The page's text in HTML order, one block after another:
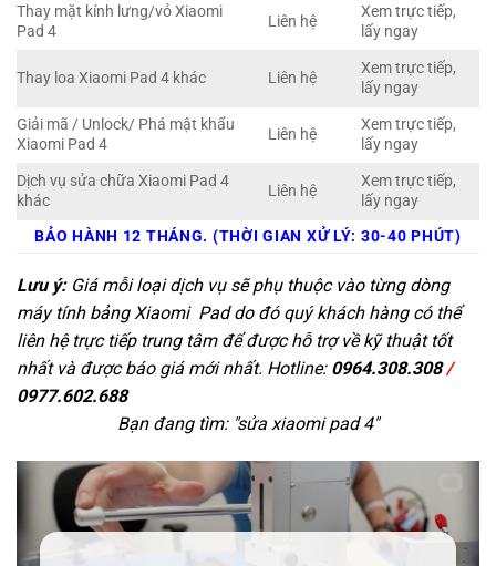
Thay mặt kính lưng/vỏ Xiaomi
Pad 4
Liên hệ
Xem trực tiếp,
lấy ngay
Thay loa Xiaomi Pad 4 khác Liên hệ
Xem trực tiếp,
lấy ngay
Giải mã / Unlock/ Phá mật khẩu
Xiaomi Pad 4
Liên hệ
Xem trực tiếp,
lấy ngay
Dịch vụ sửa chữa Xiaomi Pad 4
khác
Liên hệ
Xem trực tiếp,
lấy ngay
BẢO HÀNH 12 THÁNG. (THỜI GIAN XỬ LÝ: 30-40 PHÚT)
Lưu ý:Giá mỗi loại dịch vụ sẽ phụ thuộc vào từng dòng
máy tính bảng Xiaomi Pad do đó quý khách hàng có thể
liên hệ trực tiếp trung tâm để được hỗ trợ về kỹ thuật tốt
nhất và được báo giá mới nhất. Hotline: 0964.308.308/
0977.602.688
Bạn đang tìm: "sửa xiaomi pad 4"